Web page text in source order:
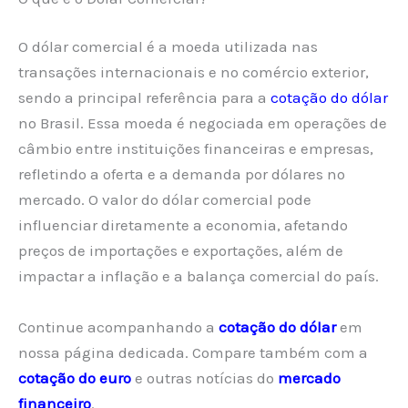
O dólar comercial é a moeda utilizada nas
transações internacionais e no comércio exterior,
sendo a principal referência para a cotação do dólar
no Brasil. Essa moeda é negociada em operações de
câmbio entre instituições financeiras e empresas,
refletindo a oferta e a demanda por dólares no
mercado. O valor do dólar comercial pode
influenciar diretamente a economia, afetando
preços de importações e exportações, além de
impactar a inflação e a balança comercial do país.
Continue acompanhando a cotação do dólarem
nossa página dedicada. Compare também com a
cotação do euro e outras notícias do mercado
financeiro.